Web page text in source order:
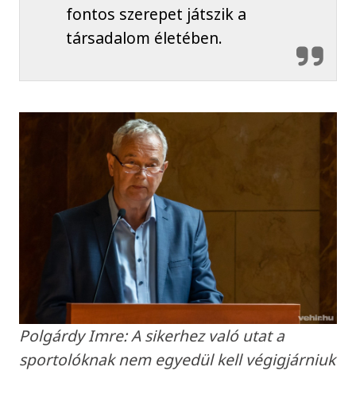
fontos szerepet játszik a
társadalom életében.
Polgárdy Imre: A sikerhez való utat a
sportolóknak nem egyedül kell végigjárniuk